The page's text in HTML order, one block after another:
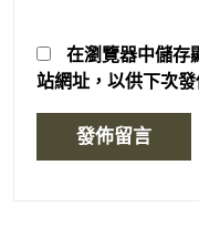
在瀏覽器中儲存
站網址，以供下次發